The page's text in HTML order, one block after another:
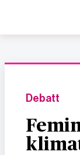
Debatt